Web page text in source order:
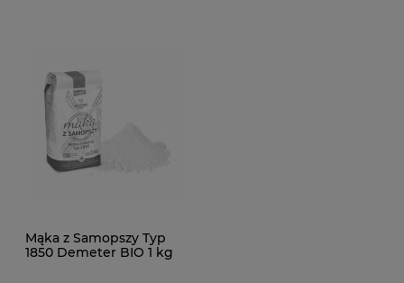
Mąka z Samopszy Typ
1850 Demeter BIO 1 kg